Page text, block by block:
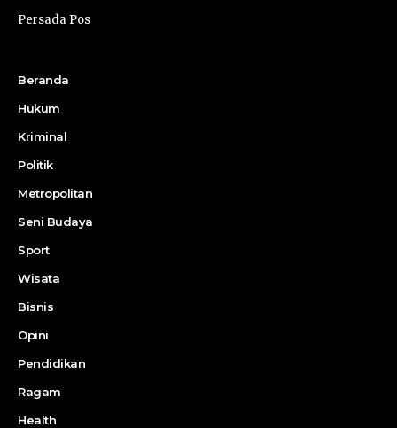
Persada Pos
Beranda
Hukum
Kriminal
Politik
Metropolitan
Seni Budaya
Sport
Wisata
Bisnis
Opini
Pendidikan
Ragam
Health